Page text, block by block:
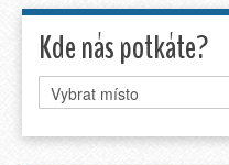
Kde nás potkáte?